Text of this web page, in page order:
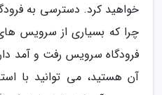
خواهید کرد. دسترسی به
چرا که بسیاری از سرویس
فرودگاه سرویس رفت و آمد
آن هستید، می توانید با